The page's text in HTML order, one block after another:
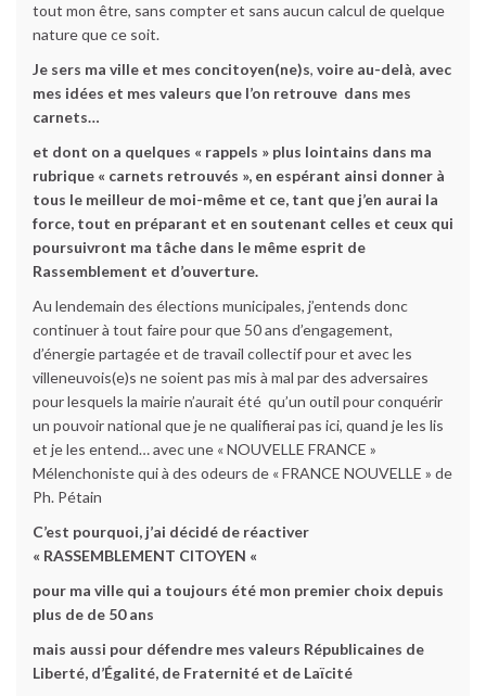
tout mon être, sans compter et sans aucun calcul de quelque
nature que ce soit.
Je sers ma ville et mes concitoyen(ne)s, voire au-delà, avec
mes idées et mes valeurs que l’on retrouve dans mes
carnets…
et dont on a quelques « rappels » plus lointains dans ma
rubrique « carnets retrouvés », en espérant ainsi donner à
tous le meilleur de moi-même et ce, tant que j’en aurai la
force, tout en préparant et en soutenant celles et ceux qui
poursuivront ma tâche dans le même esprit de
Rassemblement et d’ouverture.
Au lendemain des élections municipales, j’entends donc
continuer à tout faire pour que 50 ans d’engagement,
d’énergie partagée et de travail collectif pour et avec les
villeneuvois(e)s ne soient pas mis à mal par des adversaires
pour lesquels la mairie n’aurait été qu’un outil pour conquérir
un pouvoir national que je ne qualifierai pas ici, quand je les lis
et je les entend… avec une « NOUVELLE FRANCE »
Mélenchoniste qui à des odeurs de « FRANCE NOUVELLE » de
Ph. Pétain
C’est pourquoi, j’ai décidé de réactiver
« RASSEMBLEMENT CITOYEN «
pour ma ville qui a toujours été mon premier choix depuis
plus de de 50 ans
mais aussi pour défendre mes valeurs Républicaines de
Liberté, d’Égalité, de Fraternité et de Laïcité